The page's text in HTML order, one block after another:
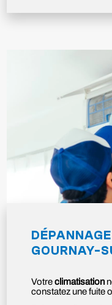
GOURNAY-
Votreclimatisation
constatez une fuite